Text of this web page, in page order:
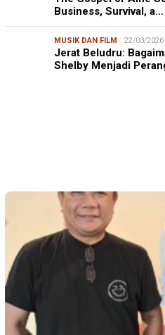
Business, Survival, a…
MUSIK DAN FILM 22/03/2026
Jerat Beludru:
Shelby Menjadi